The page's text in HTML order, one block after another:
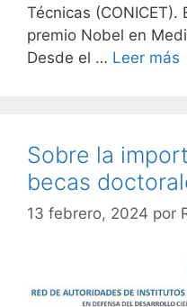
Técnicas (CONICET).
premio Nobel en
Desde el … Leer más
Sobre la
becas
13 febrero, 2024 por